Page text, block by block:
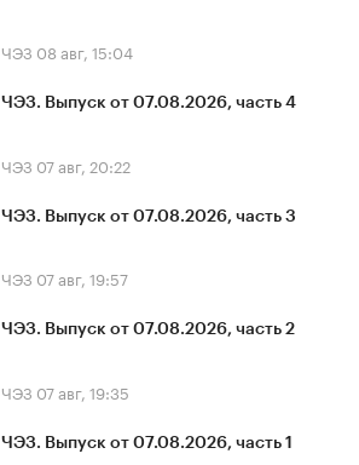
ЧЭЗ 08 авг, 15:04
ЧЭЗ. Выпуск от 07.08.2026, часть 4
ЧЭЗ 07 авг, 20:22
ЧЭЗ. Выпуск от 07.08.2026, часть 3
ЧЭЗ 07 авг, 19:57
ЧЭЗ. Выпуск от 07.08.2026, часть 2
ЧЭЗ 07 авг, 19:35
ЧЭЗ. Выпуск от 07.08.2026, часть 1